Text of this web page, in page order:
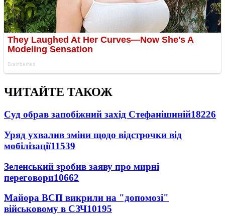
ЧИТАЙТЕ ТАКОЖ
Суд обрав запобіжний захід Стефанішиній18226
Уряд ухвалив зміни щодо відстрочки від
мобілізації11539
Зеленський зробив заяву про мирні
переговори10662
Майора ВСП викрили на "допомозі"
військовому в СЗЧ10195